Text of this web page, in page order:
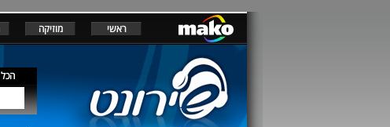
ראשי מוזיקה
הכל